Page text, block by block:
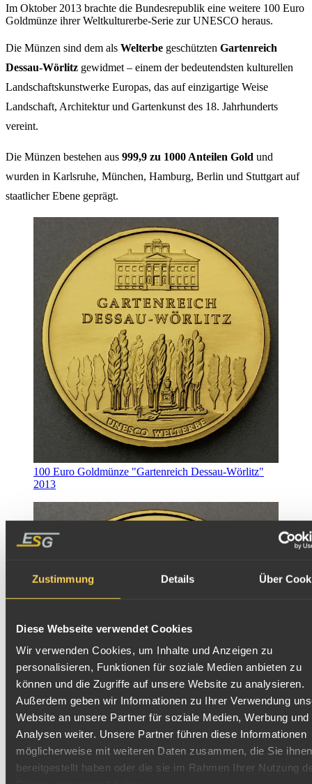
Zustimmung Details Über
Diese Webseite verwendet Cookies
Wir verwenden Cookies, um Inhalte und Anzeigen zu
personalisieren, Funktionen für soziale Medien anbieten zu
können und die Zugriffe auf unsere Website zu analysieren.
Außerdem geben wir Informationen zu Ihrer Verwendung
Website an unsere Partner für soziale Medien, Werbung und
Analysen weiter. Unsere Partner führen diese Informationen
möglicherweise mit weiteren Daten zusammen, die Sie ihnen
bereitgestellt haben oder die sie im Rahmen Ihrer Nutzung
Im Oktober 2013 brachte die Bundesrepublik eine weitere 100 Euro
Goldmünze ihrer Weltkulturerbe-Serie zur UNESCO heraus.
Die Münzen sind dem als Welterbe geschützten Gartenreich
Dessau-Wörlitz gewidmet – einem der bedeutendsten kulturellen
Landschaftskunstwerke Europas, das auf einzigartige Weise
Landschaft, Architektur und Gartenkunst des 18. Jahrhunderts
vereint.
Die Münzen bestehen aus 999,9 zu 1000 Anteilen Gold und
wurden in Karlsruhe, München, Hamburg, Berlin und Stuttgart auf
staatlicher Ebene geprägt.
100 Euro Goldmünze "Gartenreich Dessau-Wörlitz"
2013
Bundesadler auf der Kehrseite der Goldmünze
"Gartenreich Dessau-Wörlitz" 2013